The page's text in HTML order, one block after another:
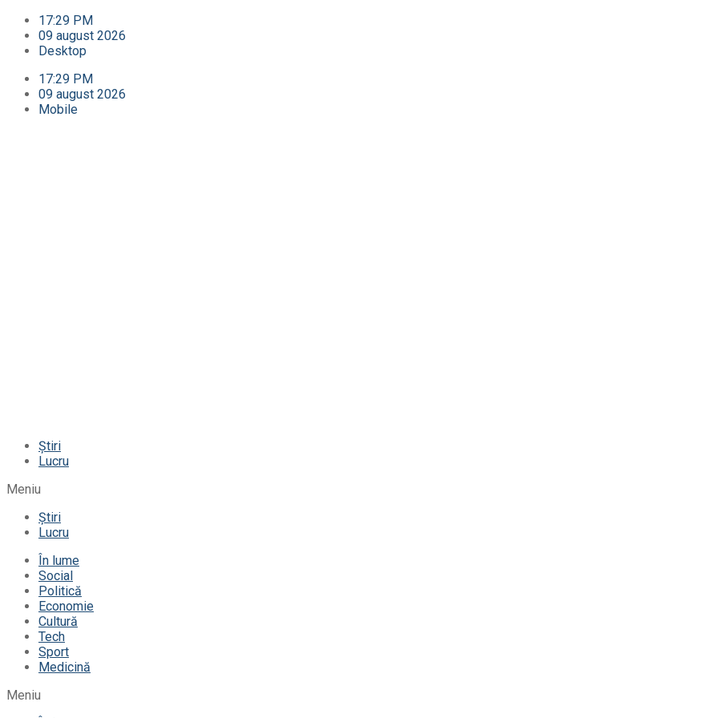
17:29 PM
09 august 2026
Desktop
17:29 PM
09 august 2026
Mobile
Știri
Lucru
Meniu
Știri
Lucru
În lume
Social
Politică
Economie
Cultură
Tech
Sport
Medicină
Meniu